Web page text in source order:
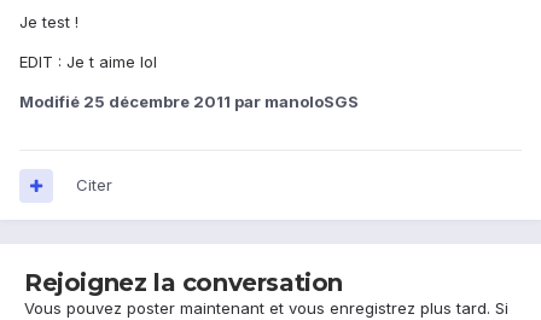
Je test !
EDIT : Je t aime lol
Modifié 25 décembre 2011 par manoloSGS
Citer
Rejoignez la conversation
Vous pouvez poster maintenant et vous enregistrez plus tard. Si